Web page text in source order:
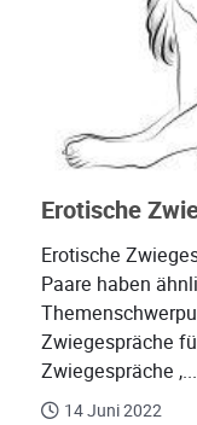
Erotische
Erotische
Paare haben
Zwiegespräche
Zwiegespräche ,...
14 Juni 2022